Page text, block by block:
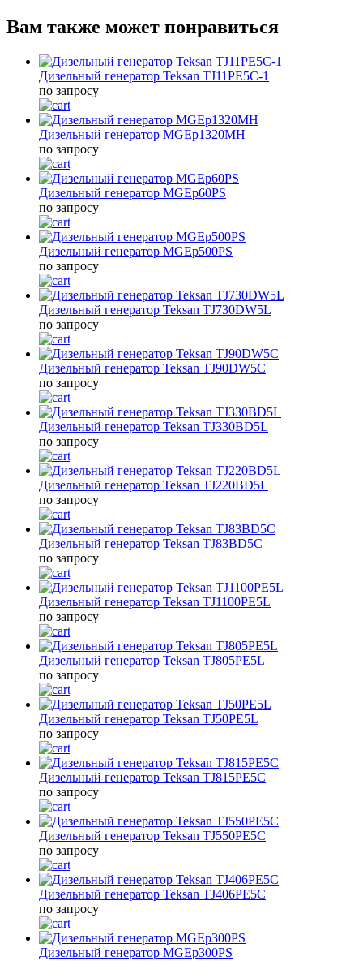
Вам также может понравиться
Дизельный генератор Teksan TJ11PE5C-1
по запросу
Дизельный генератор MGEp1320MH
по запросу
Дизельный генератор MGEp60PS
по запросу
Дизельный генератор MGEp500PS
по запросу
Дизельный генератор Teksan TJ730DW5L
по запросу
Дизельный генератор Teksan TJ90DW5C
по запросу
Дизельный генератор Teksan TJ330BD5L
по запросу
Дизельный генератор Teksan TJ220BD5L
по запросу
Дизельный генератор Teksan TJ83BD5C
по запросу
Дизельный генератор Teksan TJ1100PE5L
по запросу
Дизельный генератор Teksan TJ805PE5L
по запросу
Дизельный генератор Teksan TJ50PE5L
по запросу
Дизельный генератор Teksan TJ815PE5C
по запросу
Дизельный генератор Teksan TJ550PE5C
по запросу
Дизельный генератор Teksan TJ406PE5C
по запросу
Дизельный генератор MGEp300PS